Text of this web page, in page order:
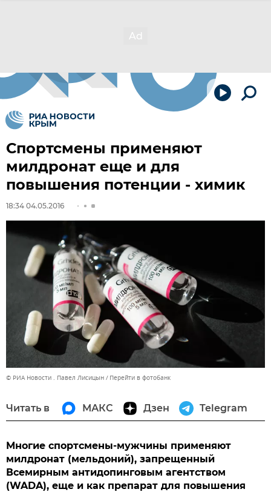
Спортсмены применяют
милдронат еще и для
повышения потенции - химик
18:34 04.05.2016
© РИА Новости . Павел Лисицын Перейти в фотобанк
Читать в МАКС Дзен Telegram
Многие спортсмены-мужчины применяют
милдронат (мельдоний), запрещенный
Всемирным антидопинговым агентством
(WADA), еще и как препарат для повышения